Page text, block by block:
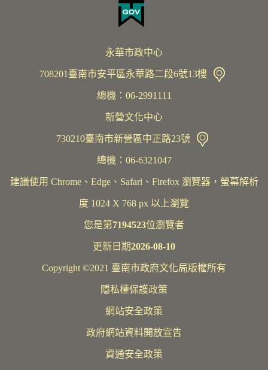
永華市政中心
708201臺南市安平區永華路二段6號13樓
總機︰06-2991111
新營文化中心
730210臺南市新營區中正路23號
總機：06-6321047
建議使用 Chrome、Edge、Safari、Firefox 瀏覽器，螢幕解析
度 1024 X 768 px 以上瀏覽
您是第7194523位瀏覽者
更新日期2026-08-10
Copyright ©2021 臺南市政府文化局版權所有
隱私權保護政策
網站安全政策
政府網站資料開放宣告
資通安全政策